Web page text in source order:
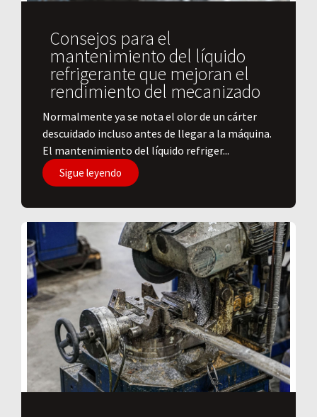
Consejos para el
mantenimiento del líquido
refrigerante que mejoran el
rendimiento del mecanizado
Normalmente ya se nota el olor de un cárter
descuidado incluso antes de llegar a la máquina.
El mantenimiento del líquido refriger...
Sigue leyendo